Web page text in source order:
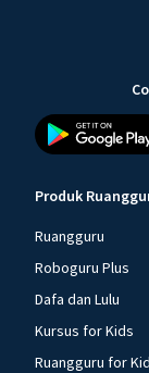
Produk
Ruangguru
Roboguru Plus
Dafa dan Lulu
Kursus for Kids
Ruangguru for